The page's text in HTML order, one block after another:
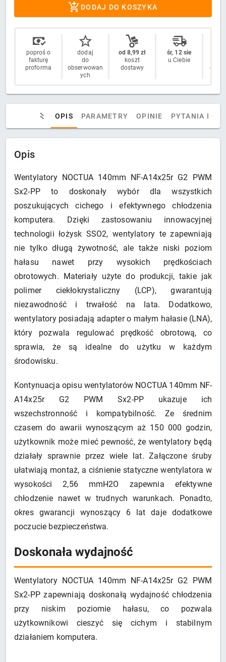
DODAJ DO KOSZYKA
poproś o
fakturę
proforma
dodaj
do
obserwowan
ych
od 8,99 zł
koszt
dostawy
śr, 12 sie
u Ciebie
OPIS PARAMETRY OPINIE PYTANIA I
Opis
Wentylatory NOCTUA 140mm NF-A14x25r G2 PWM
Sx2-PP to doskonały wybór dla wszystkich
poszukujących cichego i efektywnego chłodzenia
komputera. Dzięki zastosowaniu innowacyjnej
technologii łożysk SSO2, wentylatory te zapewniają
nie tylko długą żywotność, ale także niski poziom
hałasu nawet przy wysokich prędkościach
obrotowych. Materiały użyte do produkcji, takie jak
polimer ciekłokrystaliczny (LCP), gwarantują
niezawodność i trwałość na lata. Dodatkowo,
wentylatory posiadają adapter o małym hałasie (LNA),
który pozwala regulować prędkość obrotową, co
sprawia, że są idealne do użytku w każdym
środowisku.
Kontynuacja opisu wentylatorów NOCTUA 140mm NF-
A14x25r G2 PWM Sx2-PP ukazuje ich
wszechstronność i kompatybilność. Ze średnim
czasem do awarii wynoszącym aż 150 000 godzin,
użytkownik może mieć pewność, że wentylatory będą
działały sprawnie przez wiele lat. Załączone śruby
ułatwiają montaż, a ciśnienie statyczne wentylatora w
wysokości 2,56 mmH2O zapewnia efektywne
chłodzenie nawet w trudnych warunkach. Ponadto,
okres gwarancji wynoszący 6 lat daje dodatkowe
poczucie bezpieczeństwa.
Doskonała wydajność
Wentylatory NOCTUA 140mm NF-A14x25r G2 PWM
Sx2-PP zapewniają doskonałą wydajność chłodzenia
przy niskim poziomie hałasu, co pozwala
użytkownikowi cieszyć się cichym i stabilnym
działaniem komputera.